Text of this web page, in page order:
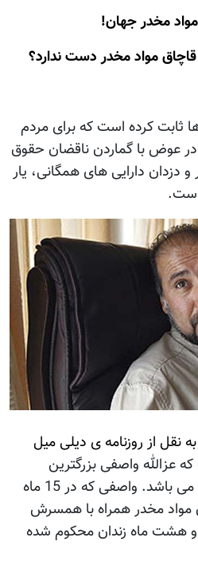
مخدر جهان!
مواد مخدر دست ندارد؟
ثابت کرده است که برای مردم
در عوض با گماردن ناقضان حقوق
دزدان دارايی های همگانی، يار
نقل از روزنامه ی ديلی ميل
عزالله واصفی بزرگترين
قاچاقچی هرويين در جهان می باشد. واصفی که در 15 ماه
قاچاق مواد مخدر همراه با همسرش
و هشت ماه زندان محکوم شده